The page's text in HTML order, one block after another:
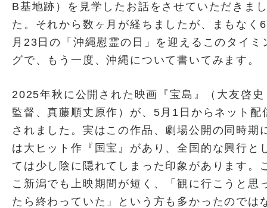
B基地跡）を見学したお話をさせていただきま
た。それから数ヶ月が経ちましたが、まもなく6
月23日の「沖縄慰霊の日」を迎えるこのタイミ
グで、もう一度、沖縄について書いてみます。
2025年秋に公開された映画『宝島』（大友啓史
監督、真藤順丈原作）が、5月1日からネット配
されました。実はこの作品、劇場公開の同時期
は大ヒット作『国宝』があり、全国的な興行と
ては少し陰に隠れてしまった印象があります。
こ新潟でも上映期間が短く、「観に行こうと思
たら終わっていた」という方も多かったのでは